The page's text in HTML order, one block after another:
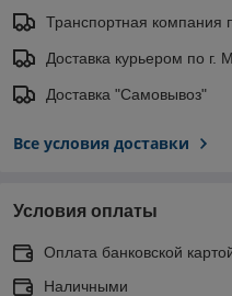
Транспортная компания
Доставка курьером по г.
Доставка "Самовывоз"
Все условия доставки
Условия оплаты
Оплата банковской
Наличными